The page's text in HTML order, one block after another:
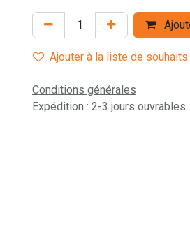
Ajouter à la liste de souhaits
Conditions générales
Expédition : 2-3 jours ouvrables